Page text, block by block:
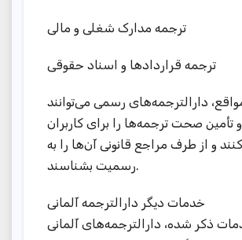
ترجمه مدارک شغلی و مالی
ترجمه قراردادها و اسناد حقوقی
دارالترجمه‌های رسمی می‌توانند
و تأمین صحت ترجمه‌ها را برای کاربران
و از طرف مراجع قانونی آن‌ها را به
رسمیت بشناسند.
خدمات دیگر دارالترجمه آلمانی
ذکر شده، دارالترجمه‌های آلمانی